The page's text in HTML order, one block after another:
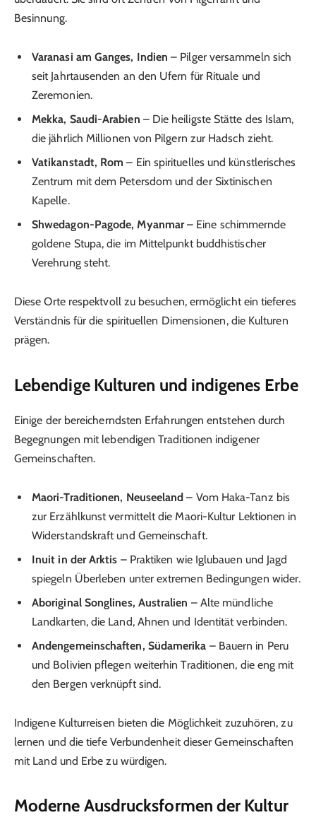
Besinnung.
Varanasi am Ganges, Indien – Pilger versammeln sich
seit Jahrtausenden an den Ufern für Rituale und
Zeremonien.
Mekka, Saudi-Arabien – Die heiligste Stätte des Islam,
die jährlich Millionen von Pilgern zur Hadsch zieht.
Vatikanstadt, Rom – Ein spirituelles und künstlerisches
Zentrum mit dem Petersdom und der Sixtinischen
Kapelle.
Shwedagon-Pagode, Myanmar– Eine schimmernde
goldene Stupa, die im Mittelpunkt buddhistischer
Verehrung steht.
Diese Orte respektvoll zu besuchen, ermöglicht ein tieferes
Verständnis für die spirituellen Dimensionen, die Kulturen
prägen.
Lebendige Kulturen und indigenes Erbe
Einige der bereicherndsten Erfahrungen entstehen durch
Begegnungen mit lebendigen Traditionen indigener
Gemeinschaften.
Maori-Traditionen, Neuseeland – Vom Haka-Tanz bis
zur Erzählkunst vermittelt die Maori-Kultur Lektionen in
Widerstandskraft und Gemeinschaft.
Inuit in der Arktis – Praktiken wie Iglubauen und Jagd
spiegeln Überleben unter extremen Bedingungen wider.
Aboriginal Songlines, Australien – Alte mündliche
Landkarten, die Land, Ahnen und Identität verbinden.
Andengemeinschaften, Südamerika – Bauern in Peru
und Bolivien pflegen weiterhin Traditionen, die eng mit
den Bergen verknüpft sind.
Indigene Kulturreisen bieten die Möglichkeit zuzuhören, zu
lernen und die tiefe Verbundenheit dieser Gemeinschaften
mit Land und Erbe zu würdigen.
Moderne Ausdrucksformen der Kultur